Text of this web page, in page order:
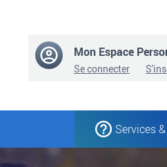
Mon Espace
Se connecter
Services